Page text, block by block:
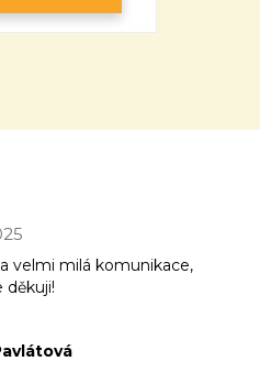
velmi milá komunikace,
děkuji!